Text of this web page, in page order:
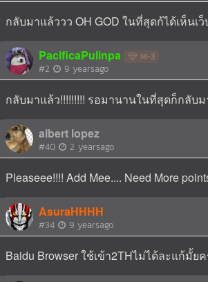
กลับมาแล้ววว OH GOD ในที่สุดก้ได้เห็นเ
PacificaPulinpa M-3
#2 9 yearsago
กลับมาแล้ว!!!!!!!!! รอมานานในที่สุดก็กลับม
albert lopez
#40 2 yearsago
Pleaseee!!!! Add Mee.... Need More
AsuraHHHH
#34 9 yearsago
Baidu Browser ใช้เข้า2THไม่ได้ละแก้มั้ย